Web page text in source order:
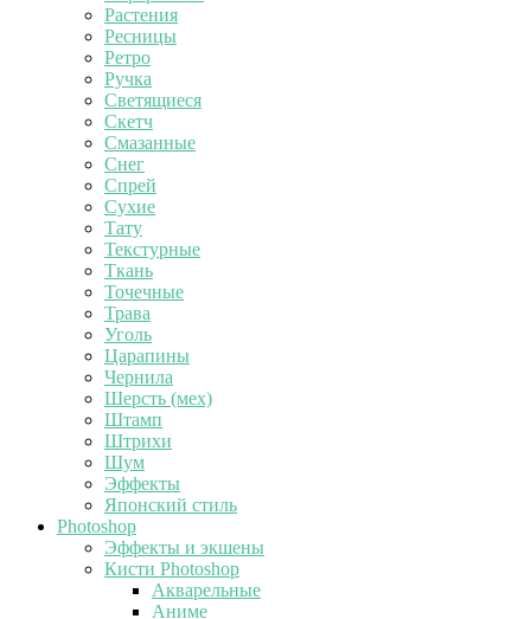
Растения
Ресницы
Ретро
Ручка
Светящиеся
Скетч
Смазанные
Снег
Спрей
Сухие
Тату
Текстурные
Ткань
Точечные
Трава
Уголь
Царапины
Чернила
Шерсть (мех)
Штамп
Штрихи
Шум
Эффекты
Японский стиль
Photoshop
Эффекты и экшены
Кисти Photoshop
Акварельные
Аниме